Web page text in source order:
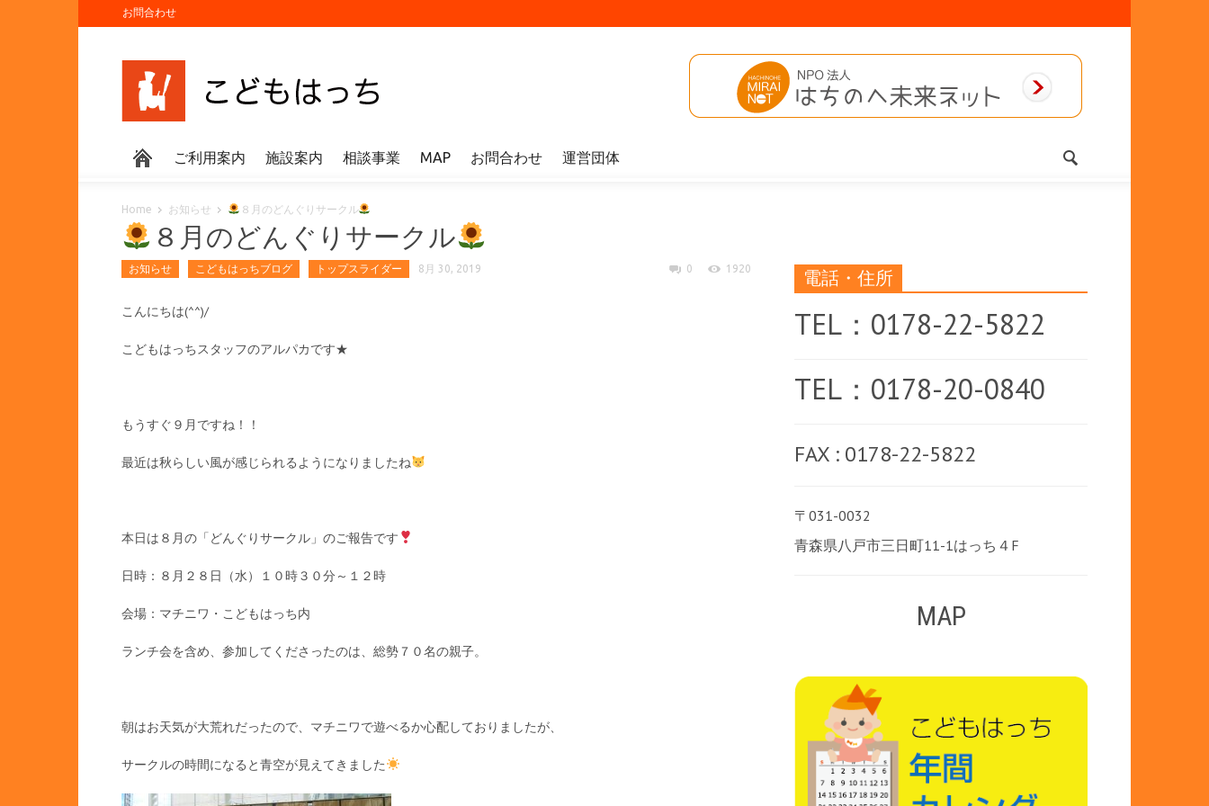
お問合わせ
ご利用案内 施設案内 相談事業 MAP お問合わせ 運営団体
Home お知らせ ８月のどんぐりサークル
８月のどんぐりサークル
お知らせ こどもはっちブログ トップスライダー 8月 30, 2019 0 1920
こんにちは(^^)/
こどもはっちスタッフのアルパカです★
もうすぐ９月ですね！！
最近は秋らしい風が感じられるようになりましたね
本日は８月の「どんぐりサークル」のご報告です
日時：８月２８日（水）１０時３０分～１２時
会場：マチニワ・こどもはっち内
ランチ会を含め、参加してくださったのは、総勢７０名の親子。
朝はお天気が大荒れだったので、マチニワで遊べるか心配しておりましたが、
サークルの時間になると青空が見えてきました
電話・住所
TEL：0178-22-5822
TEL：0178-20-0840
FAX : 0178-22-5822
〒031-0032
青森県八戸市三日町11-1はっち４F
MAP